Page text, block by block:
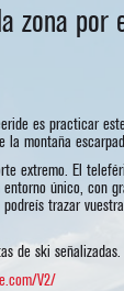
zona por
es practicar
la montaña
extremo. El
único, con
trazar
de ski señalizadas.
V2/